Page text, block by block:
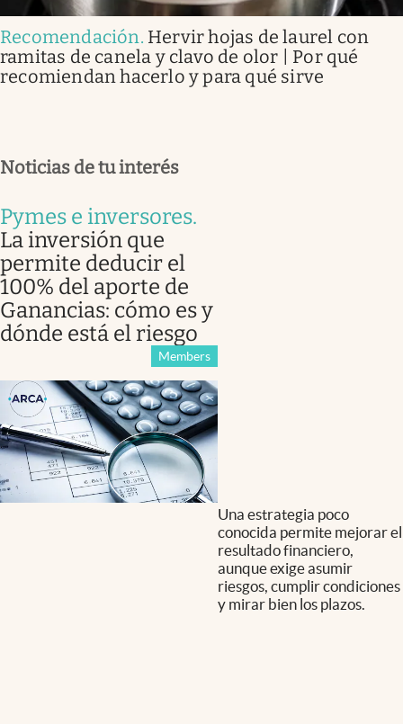
Recomendación. Hervir hojas de laurel con
ramitas de canela y clavo de olor | Por qué
recomiendan hacerlo y para qué sirve
Noticias de tu interés
Pymes e inversores.
La inversión que
permite deducir el
100% del aporte de
Ganancias: cómo es y
dónde está el riesgo
Members
Una estrategia poco
conocida permite mejorar el
resultado financiero,
aunque exige asumir
riesgos, cumplir condiciones
y mirar bien los plazos.